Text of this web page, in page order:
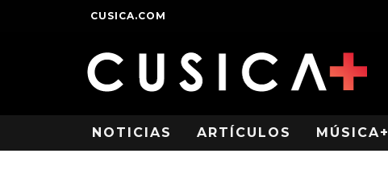
CUSICA.COM
NOTICIAS ARTÍCULOS MÚSICA+